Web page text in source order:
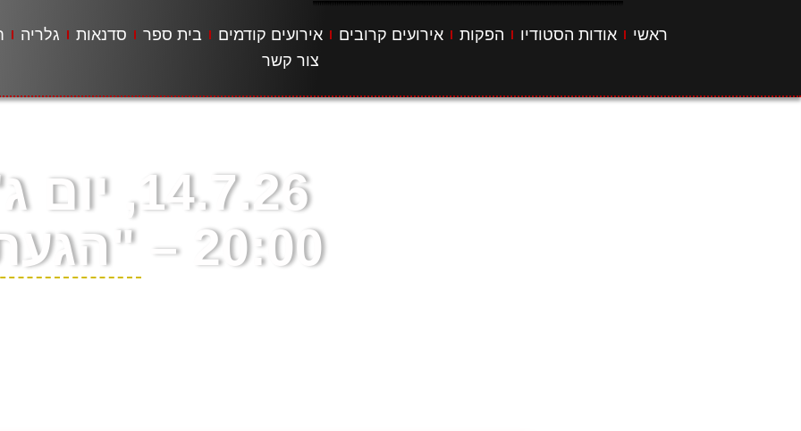
ראשי אודות הסטודיו הפקות אירועים קרובים אירועים קודמים בית ספר סדנאות גלריה
צור קשר
14.7.26,
20:00 – "הגעת ליעד?"